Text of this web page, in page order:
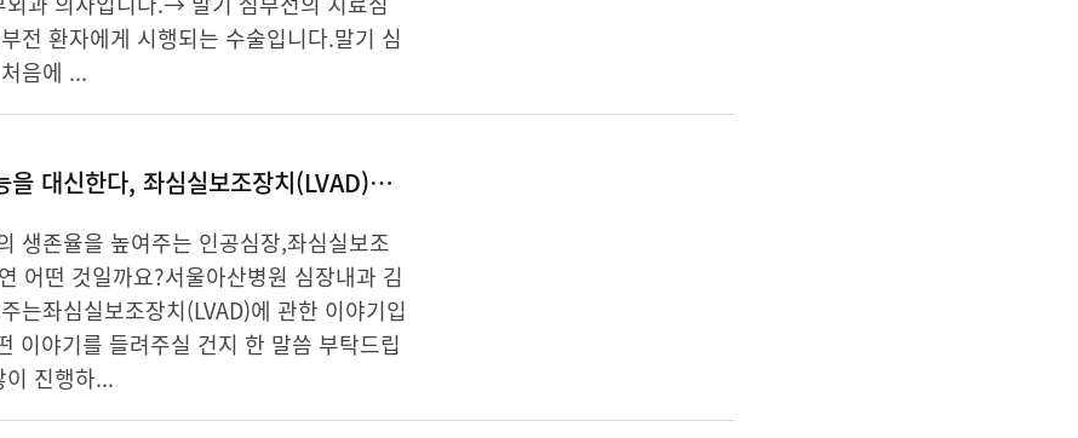
전 환자에게 시행되는 수술입니다.말기 심
음에 ...
기계가 심장 기능을 대신한다, 좌심실보조장치(LVAD)는 과연 무엇?
생존율을 높여주는 인공심장,좌심실보조
어떤 것일까요?서울아산병원 심장내과 김
는좌심실보조장치(LVAD)에 관한 이야기입
이야기를 들려주실 건지 한 말씀 부탁드립
진행하...